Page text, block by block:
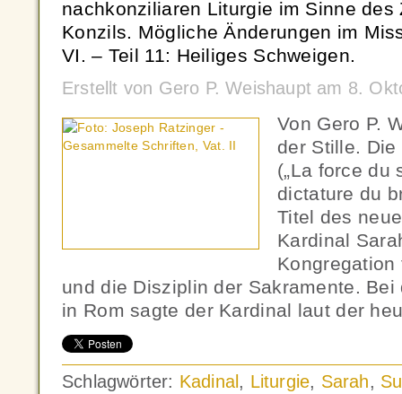
nachkonziliaren Liturgie im Sinne des
Konzils. Mögliche Änderungen im
VI. – Teil 11: Heiliges Schweigen.
Erstellt von Gero P. Weishaupt am 8.
Von Gero P.
der Stille. Die
(„La force du
dictature du
Titel des
Kardinal
und die Disziplin der Sakramente.
in Rom sagte der Kardinal laut der
Schlagwörter: Kadinal , Liturgie, Sarah,